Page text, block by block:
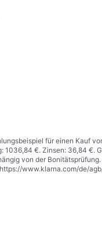
für einen Kauf
€. Zinsen: 36,84 €.
von der
https://www.klarna.com/de/